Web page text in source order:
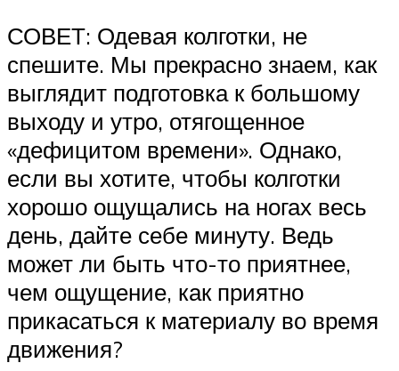
СОВЕТ: Одевая колготки, не
спешите. Мы прекрасно знаем, как
выглядит подготовка к большому
выходу и утро, отягощенное
«дефицитом времени». Однако,
если вы хотите, чтобы колготки
хорошо ощущались на ногах весь
день, дайте себе минуту. Ведь
может ли быть что-то приятнее,
чем ощущение, как приятно
прикасаться к материалу во время
движения?